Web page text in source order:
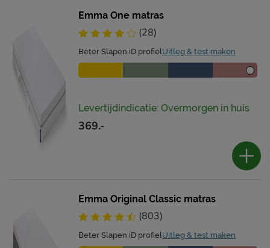
Emma One matras
(28)
Beter Slapen iD profielUitleg & test maken
Levertijdindicatie: Overmorgen in huis
369.-
Emma Original Classic matras
(803)
Beter Slapen iD profielUitleg & test maken